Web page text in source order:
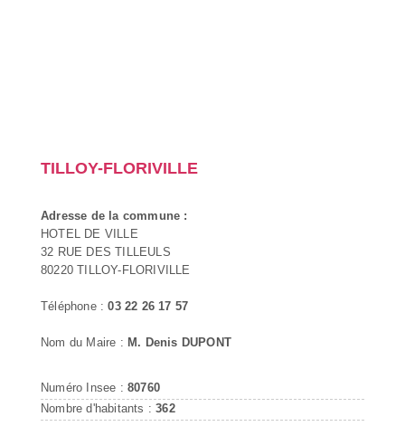
TILLOY-FLORIVILLE
Adresse de la commune :
HOTEL DE VILLE
32 RUE DES TILLEULS
80220 TILLOY-FLORIVILLE
Téléphone :03 22 26 17 57
Nom du Maire : M. Denis DUPONT
Numéro Insee : 80760
Nombre d'habitants :362